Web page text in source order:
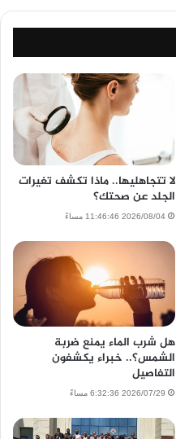
لا تتجاهليها.. ماذا تكشف تغيرات
الجلد عن صحتك؟
2026/08/04 11:46:46 مساءً
هل شرب الماء يمنع ضربة
الشمس؟.. خبراء يكشفون
التفاصيل
2026/07/29 6:32:36 مساءً